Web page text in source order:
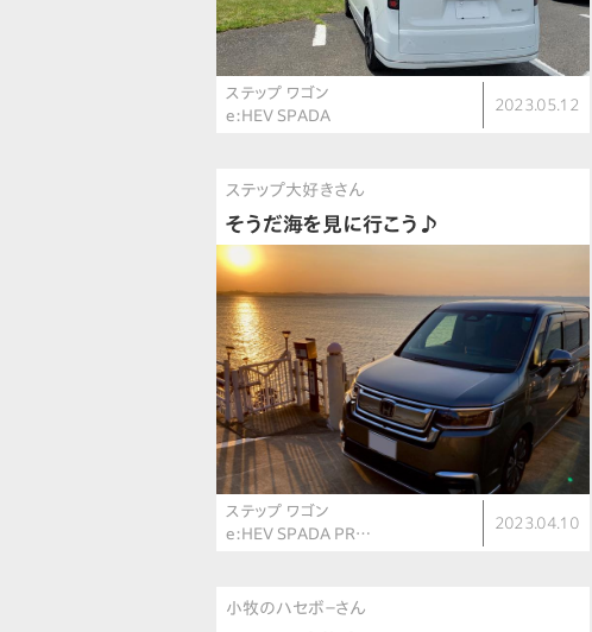
ステップ ワゴン
e:HEV SPADA
2023.05.12
ステップ大好きさん
そうだ海を見に行こう♪
ステップ ワゴン
e:HEV SPADA PR…
2023.04.10
小牧のハセボ－さん